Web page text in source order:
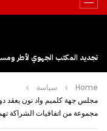
Home
سياسة
مجموعة من اتفاقيات الشراكة تهم